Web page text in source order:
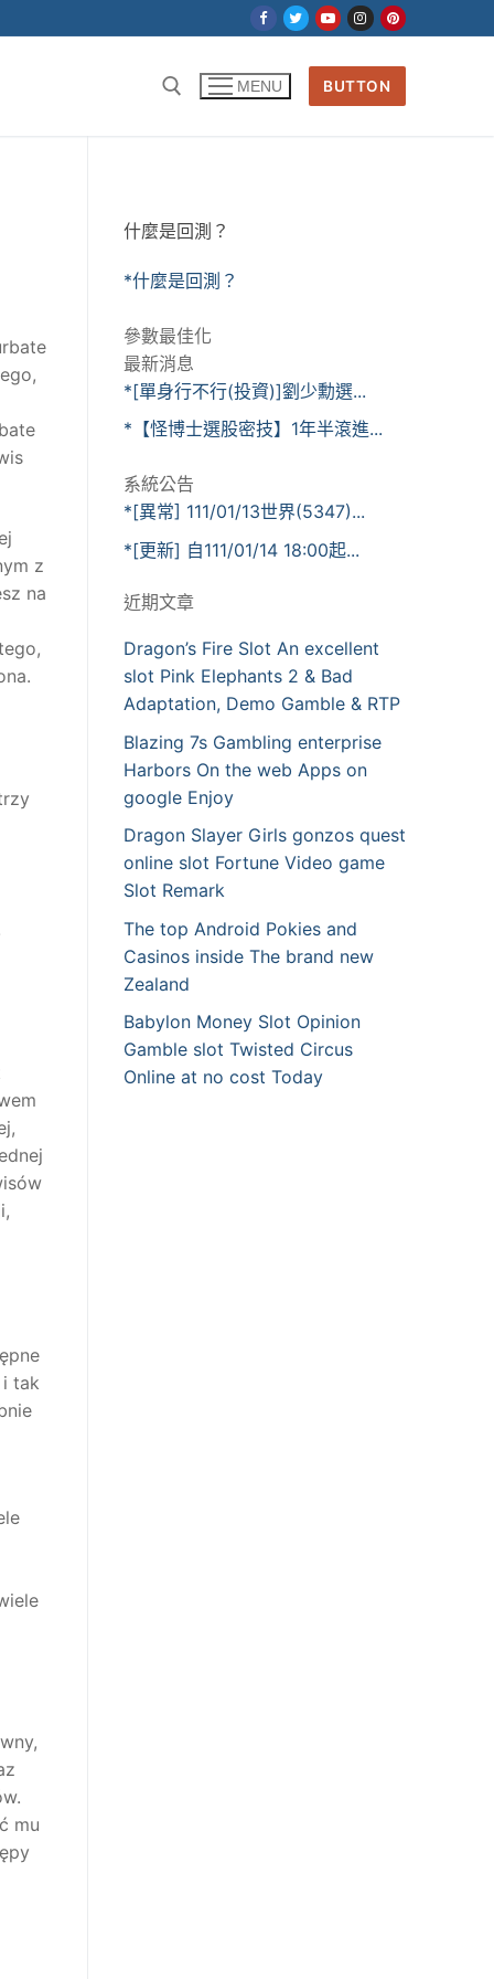
MENU BUTTON
z
na
tak
mu
什麼是回測？
*什麼是回測？
參數最佳化
最新消息
*[單身行不行(投資)]劉少勳選...
*【怪博士選股密技】1年半滾進...
系統公告
*[異常] 111/01/13世界(5347)...
*[更新] 自111/01/14 18:00起...
近期文章
Dragon’s Fire Slot An excellent
slot Pink Elephants 2 & Bad
Adaptation, Demo Gamble & RTP
Blazing 7s Gambling enterprise
Harbors On the web Apps on
google Enjoy
Dragon Slayer Girls gonzos quest
online slot Fortune Video game
Slot Remark
The top Android Pokies and
Casinos inside The brand new
Zealand
Babylon Money Slot Opinion
Gamble slot Twisted Circus
Online at no cost Today